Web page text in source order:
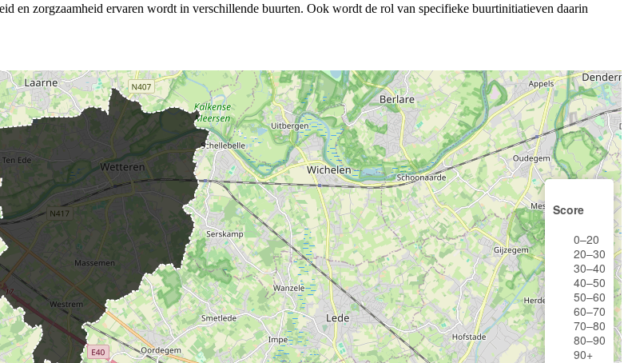
en zorgzaamheid ervaren wordt in verschillende buurten. Ook wordt de rol van specifieke buurtinitiatieven daarin
Score
0–20
20–30
30–40
40–50
50–60
60–70
70–80
80–90
90+